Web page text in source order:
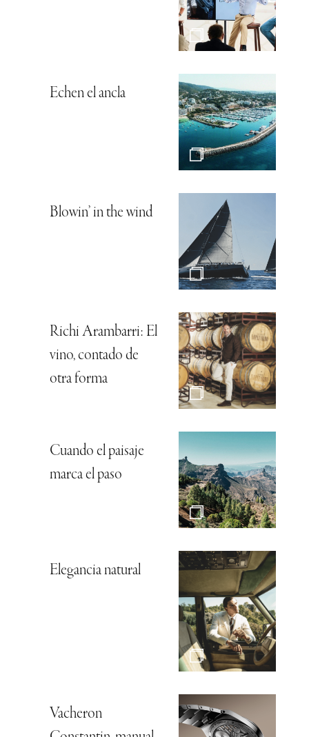
Echen el ancla
Blowin’ in the wind
Richi Arambarri: El
vino, contado de
otra forma
Cuando el paisaje
marca el paso
Elegancia natural
Vacheron